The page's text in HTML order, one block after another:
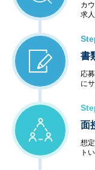
カ
求
書
応
に
面
想
ト